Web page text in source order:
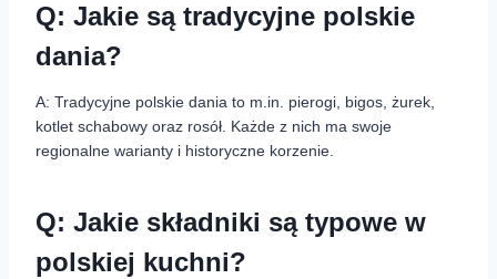
Q: Jakie są tradycyjne polskie
dania?
A: Tradycyjne polskie dania to m.in. pierogi, bigos, żurek,
kotlet schabowy oraz rosół. Każde z nich ma swoje
regionalne warianty i historyczne korzenie.
Q: Jakie składniki są typowe w
polskiej kuchni?